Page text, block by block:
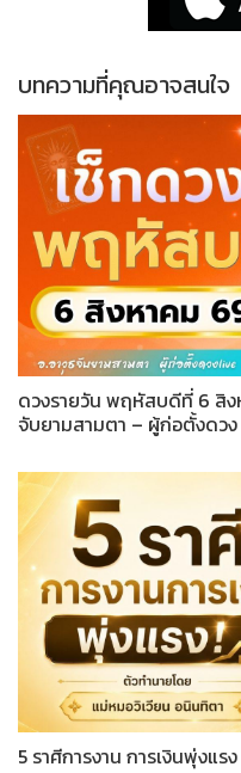
บทความที่คุณอาจสนใจ
ดวงรายวัน พฤหัสบดีที่ 6 สิง
จับยามสามตา – ผู้ก่อตั้งดวง
5 ราศีการงาน การเงินพุ่งแ